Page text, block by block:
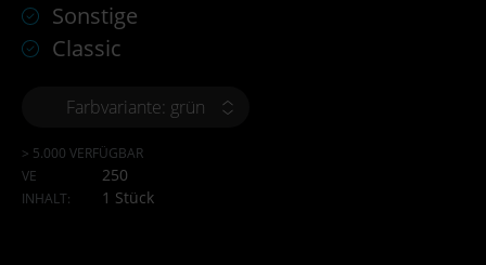
Sonstige
Classic
Farbvariante: grün
> 5.000 VERFÜGBAR
VE
250
INHALT: 1 Stück